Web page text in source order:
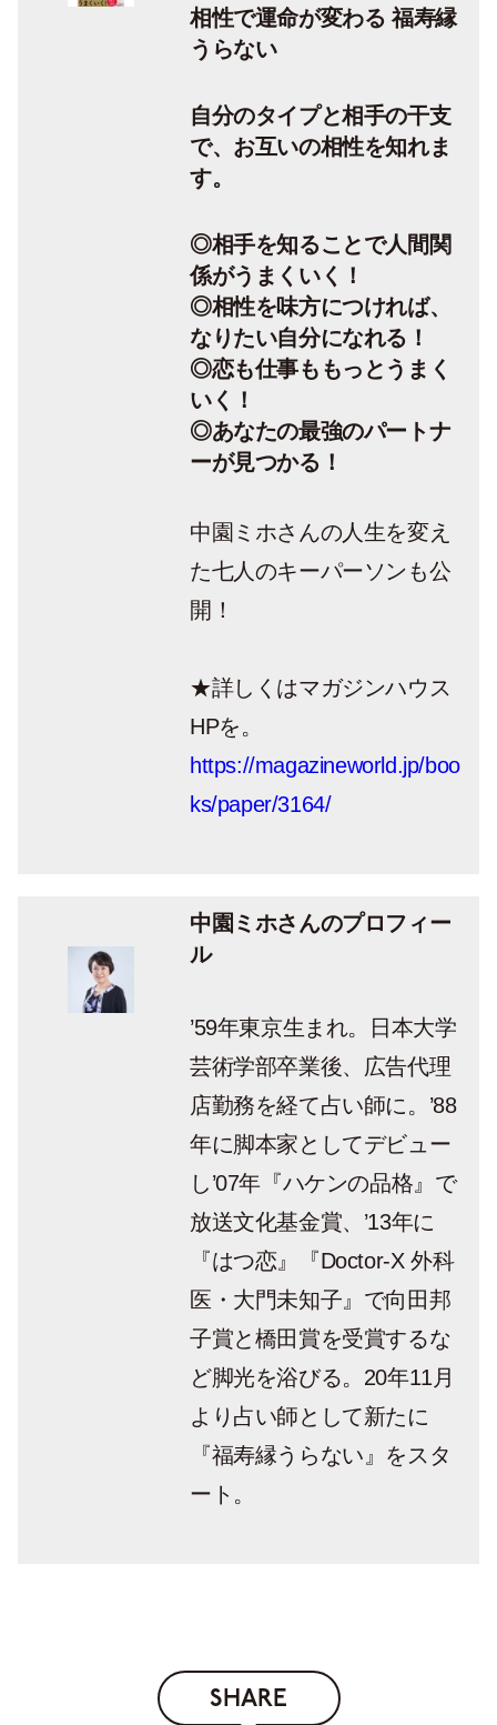
相性で運命が変わる 福寿縁
うらない
自分のタイプと相手の干支
で、お互いの相性を知れま
す。
◎相手を知ることで人間関
係がうまくいく！
◎相性を味方につければ、
なりたい自分になれる！
◎恋も仕事ももっとうまく
いく！
◎あなたの最強のパートナ
ーが見つかる！
中園ミホさんの人生を変え
た七人のキーパーソンも公
開！
★詳しくはマガジンハウス
HPを。
https://magazineworld.jp/boo
ks/paper/3164/
中園ミホさんのプロフィー
ル
’59年東京生まれ。日本大学
芸術学部卒業後、広告代理
店勤務を経て占い師に。’88
年に脚本家としてデビュー
し’07年『ハケンの品格』で
放送文化基金賞、’13年に
『はつ恋』『Doctor-X 外科
医・大門未知子』で向田邦
子賞と橋田賞を受賞するな
ど脚光を浴びる。20年11月
より占い師として新たに
『福寿縁うらない』をスタ
ート。
SHARE